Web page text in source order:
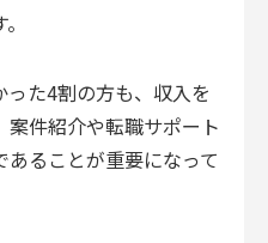
た4割の方も、収入を
件紹介や転職サポート
ることが重要になって